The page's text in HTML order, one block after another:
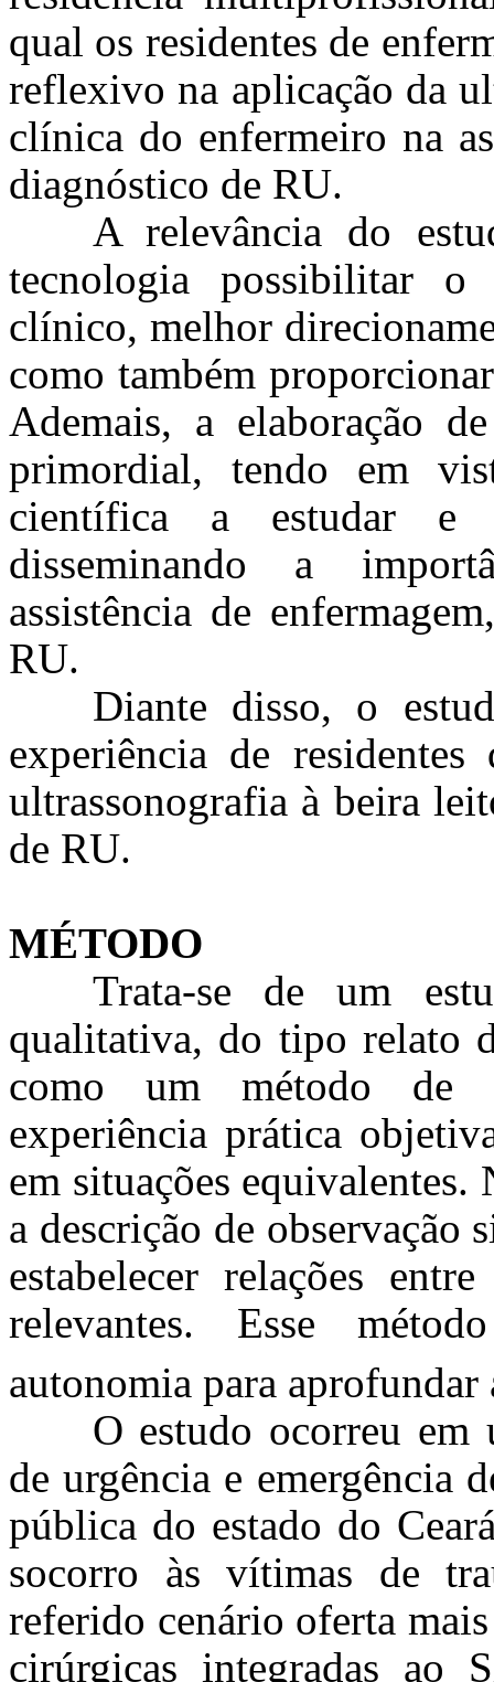
qual os residentes de
reflexivo na aplicação da
clínica do enfermeiro na
diagnóstico de RU.
A relevância do
tecnologia possibilitar o
clínico, melhor
como também
Ademais, a elaboração
primordial, tendo em
científica a estudar e
disseminando a
assistência de
RU.
Diante disso, o
experiência de
ultrassonografia à beira
de RU.
MÉTODO
Trata-se de um
qualitativa, do tipo relato
como um método de
experiência prática
em situações equivalentes.
a descrição de observação
estabelecer relações
relevantes. Esse
autonomia para
O estudo ocorreu em
de urgência e emergência
pública do estado do
socorro às vítimas de
referido cenário oferta
cirúrgicas integradas ao